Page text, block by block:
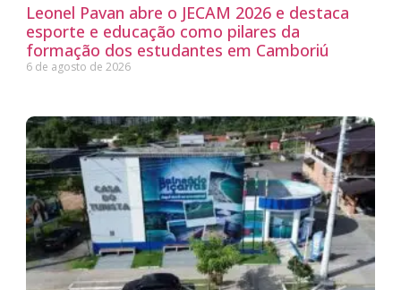
Leonel Pavan abre o JECAM 2026 e destaca
esporte e educação como pilares da
formação dos estudantes em Camboriú
6 de agosto de 2026